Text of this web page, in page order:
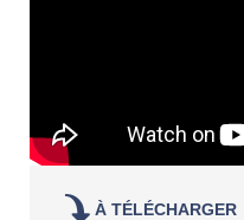
À TÉLÉCHARGER